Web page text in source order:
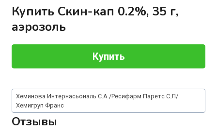
Купить Скин-кап 0.2%, 35 г,
аэрозоль
Купить
Метки
записи:
Хеминова Интернасьональ С.А./Ресифарм Паретс С.Л/
Хемигруп Франс
Отзывы